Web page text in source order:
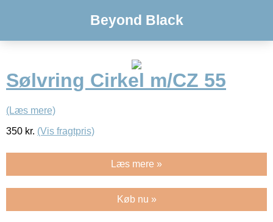
Beyond Black
Sølvring Cirkel m/CZ 55
(Læs mere)
350 kr. (Vis fragtpris)
Læs mere »
Køb nu »